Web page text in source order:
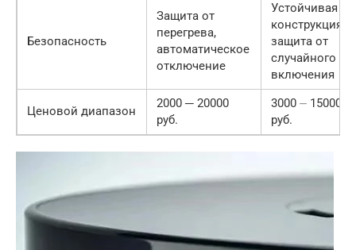
Безопасность
Защита от
перегрева,
автоматическое
отключение
Устойчивая
конструкция,
защита от
случайного
включения
Ценовой диапазон
2000 ─ 20000
руб.
3000 ⏤ 15000
руб.